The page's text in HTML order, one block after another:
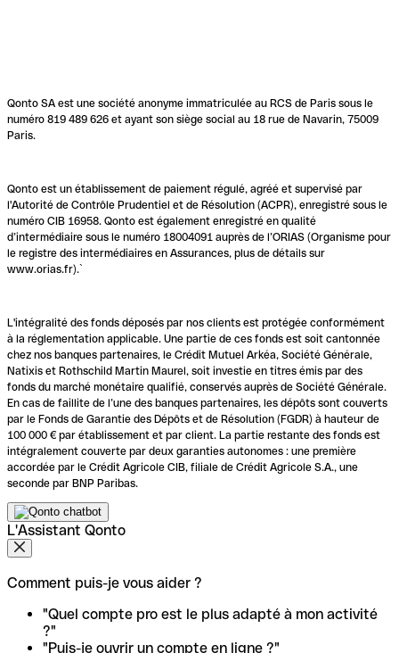
Qonto SA est une société anonyme immatriculée au RCS de Paris sous le
numéro 819 489 626 et ayant son siège social au 18 rue de Navarin, 75009
Paris.
Qonto est un établissement de paiement régulé, agréé et supervisé par
l'Autorité de Contrôle Prudentiel et de Résolution (ACPR), enregistré sous le
numéro CIB 16958. Qonto est également enregistré en qualité
d’intermédiaire sous le numéro 18004091 auprès de l’ORIAS (Organisme pour
le registre des intermédiaires en Assurances, plus de détails sur
www.orias.fr).`
L'intégralité des fonds déposés par nos clients est protégée conformément
à la réglementation applicable. Une partie de ces fonds est soit cantonnée
chez nos banques partenaires, le Crédit Mutuel Arkéa, Société Générale,
Natixis et Rothschild Martin Maurel, soit investie en titres émis par des
fonds du marché monétaire qualifié, conservés auprès de Société Générale.
En cas de faillite de l’une des banques partenaires, les dépôts sont couverts
par le Fonds de Garantie des Dépôts et de Résolution (FGDR) à hauteur de
100 000 € par établissement et par client. La partie restante des fonds est
intégralement couverte par deux garanties autonomes : une première
accordée par le Crédit Agricole CIB, filiale de Crédit Agricole S.A., une
seconde par BNP Paribas.
L'Assistant Qonto
Comment puis-je vous aider ?
"Quel compte pro est le plus adapté à mon activité
?"
"Puis-je ouvrir un compte en ligne ?"